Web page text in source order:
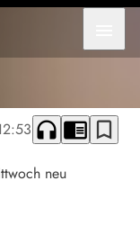
headphones chrome_reader_mode bookmark_border
neu